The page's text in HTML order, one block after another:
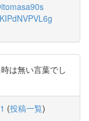
は無い言葉でし
(投稿一覧)